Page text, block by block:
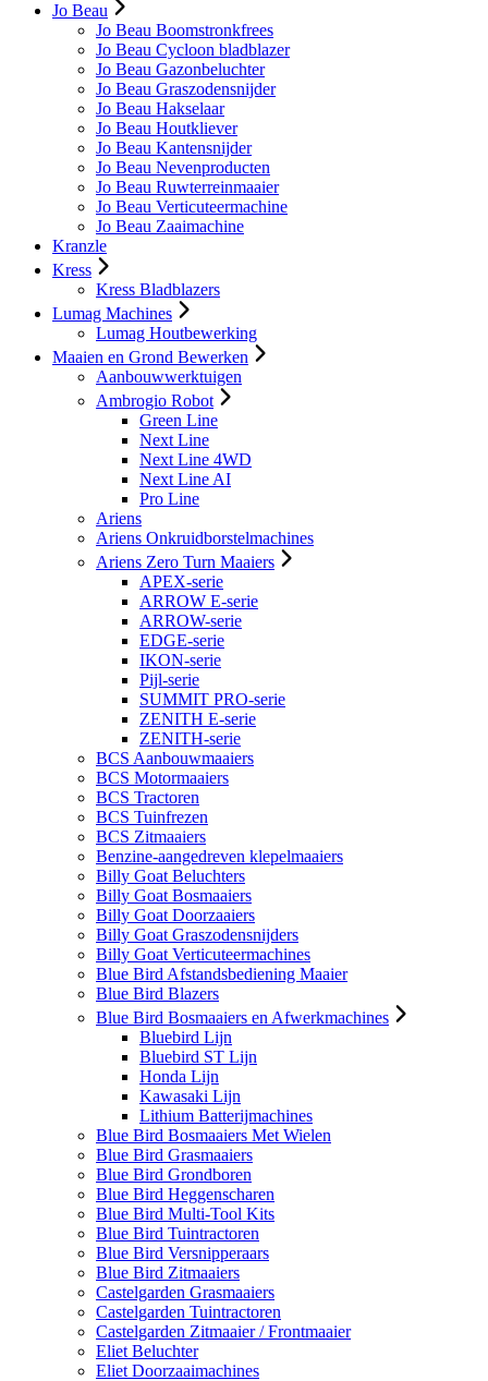
Jo Beau
Jo Beau Boomstronkfrees
Jo Beau Cycloon bladblazer
Jo Beau Gazonbeluchter
Jo Beau Graszodensnijder
Jo Beau Hakselaar
Jo Beau Houtkliever
Jo Beau Kantensnijder
Jo Beau Nevenproducten
Jo Beau Ruwterreinmaaier
Jo Beau Verticuteermachine
Jo Beau Zaaimachine
Kranzle
Kress
Kress Bladblazers
Lumag Machines
Lumag Houtbewerking
Maaien en Grond Bewerken
Aanbouwwerktuigen
Ambrogio Robot
Green Line
Next Line
Next Line 4WD
Next Line AI
Pro Line
Ariens
Ariens Onkruidborstelmachines
Ariens Zero Turn Maaiers
APEX-serie
ARROW E-serie
ARROW-serie
EDGE-serie
IKON-serie
Pijl-serie
SUMMIT PRO-serie
ZENITH E-serie
ZENITH-serie
BCS Aanbouwmaaiers
BCS Motormaaiers
BCS Tractoren
BCS Tuinfrezen
BCS Zitmaaiers
Benzine-aangedreven klepelmaaiers
Billy Goat Beluchters
Billy Goat Bosmaaiers
Billy Goat Doorzaaiers
Billy Goat Graszodensnijders
Billy Goat Verticuteermachines
Blue Bird Afstandsbediening Maaier
Blue Bird Blazers
Blue Bird Bosmaaiers en Afwerkmachines
Bluebird Lijn
Bluebird ST Lijn
Honda Lijn
Kawasaki Lijn
Lithium Batterijmachines
Blue Bird Bosmaaiers Met Wielen
Blue Bird Grasmaaiers
Blue Bird Grondboren
Blue Bird Heggenscharen
Blue Bird Multi-Tool Kits
Blue Bird Tuintractoren
Blue Bird Versnipperaars
Blue Bird Zitmaaiers
Castelgarden Grasmaaiers
Castelgarden Tuintractoren
Castelgarden Zitmaaier / Frontmaaier
Eliet Beluchter
Eliet Doorzaaimachines